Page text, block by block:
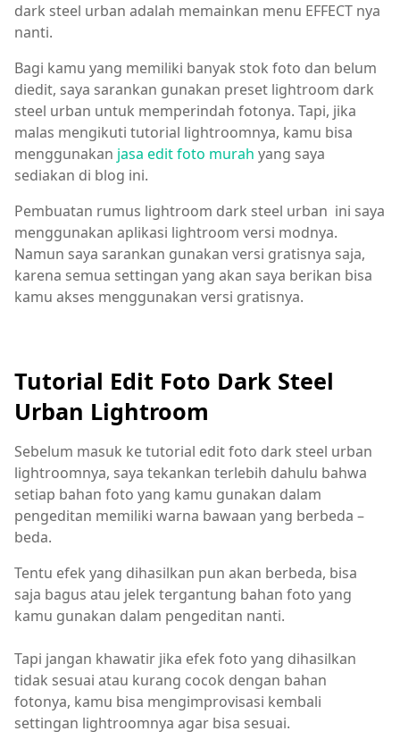
dark steel urban adalah memainkan menu EFFECT nya
nanti.
Bagi kamu yang memiliki banyak stok foto dan belum
diedit, saya sarankan gunakan preset lightroom dark
steel urban untuk memperindah fotonya. Tapi, jika
malas mengikuti tutorial lightroomnya, kamu bisa
menggunakan jasa edit foto murah yang saya
sediakan di blog ini.
Pembuatan rumus lightroom dark steel urban ini saya
menggunakan aplikasi lightroom versi modnya.
Namun saya sarankan gunakan versi gratisnya saja,
karena semua settingan yang akan saya berikan bisa
kamu akses menggunakan versi gratisnya.
Tutorial Edit Foto Dark Steel
Urban Lightroom
Sebelum masuk ke tutorial edit foto dark steel urban
lightroomnya, saya tekankan terlebih dahulu bahwa
setiap bahan foto yang kamu gunakan dalam
pengeditan memiliki warna bawaan yang berbeda –
beda.
Tentu efek yang dihasilkan pun akan berbeda, bisa
saja bagus atau jelek tergantung bahan foto yang
kamu gunakan dalam pengeditan nanti.
Tapi jangan khawatir jika efek foto yang dihasilkan
tidak sesuai atau kurang cocok dengan bahan
fotonya, kamu bisa mengimprovisasi kembali
settingan lightroomnya agar bisa sesuai.